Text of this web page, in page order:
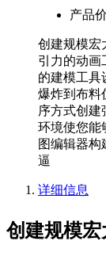
产品
创建规模宏
引力的动画
的建模工具
爆炸到布料
序方式创建
环境使您能
图编辑器构
逼
详细信息
创建规模